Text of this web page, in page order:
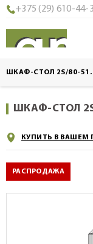
+375 (29) 610-44-
ШКАФ-СТОЛ 2S/80-
ШКАФ-СТОЛ
КУПИТЬ В ВАШЕМ